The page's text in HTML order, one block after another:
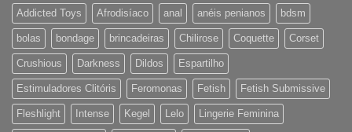
Addicted Toys Afrodisíaco anal anéis penianos bdsm
bolas bondage brincadeiras Chilirose Coquette Corset
Crushious Darkness Dildos Espartilho
Estimuladores Clitóris Feromonas Fetish Fetish Submissive
Fleshlight Intense Kegel Lelo Lingerie Feminina